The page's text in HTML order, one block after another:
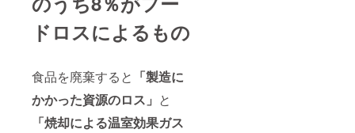
ドロスによるもの
食品を廃棄すると 「製造に
かかった資源のロス」 と
「焼却による温室効果ガス